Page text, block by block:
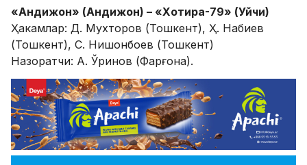
«Андижон» (Андижон) – «Хотира-79» (Уйчи)
Ҳакамлар: Д. Мухторов (Тошкент), Ҳ. Набиев
(Тошкент), С. Нишонбоев (Тошкент)
Назоратчи: А. Ўринов (Фарғона).